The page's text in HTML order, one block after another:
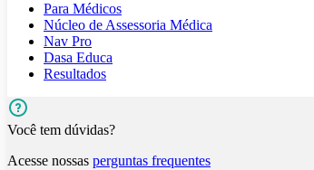
Para Médicos
Núcleo de Assessoria Médica
Nav Pro
Dasa Educa
Resultados
Você tem dúvidas?
Acesse nossas perguntas frequentes